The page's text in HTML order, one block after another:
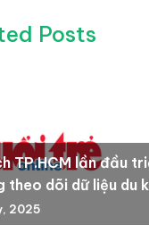
Posts
TP.HCM lần đầu
theo dõi dữ liệu du
2025